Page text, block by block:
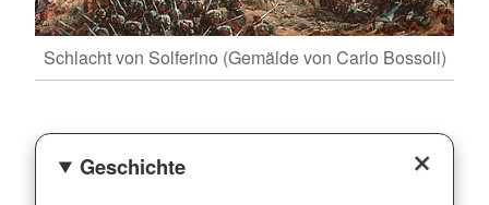
Schlacht von Solferino (Gemälde von Carlo Bossoli)
Geschichte